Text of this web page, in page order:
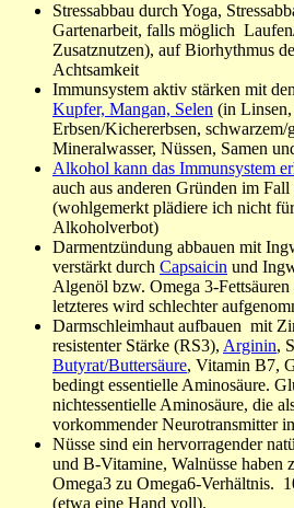
Stressabbau durch Yoga,
Gartenarbeit, falls möglich
Zusatznutzen), auf Biorhythmus
Achtsamkeit
Immunsystem aktiv stärken mit
Kupfer, Mangan, Selen (in
Erbsen/Kichererbsen, schwarzem/
Mineralwasser, Nüssen, Samen
Alkohol kann das Immunsystem
auch aus anderen Gründen im
(wohlgemerkt plädiere ich nicht
Alkoholverbot)
Darmentzündung abbauen mit
verstärkt durch Capsaicin und
Algenöl bzw. Omega 3-
letzteres wird schlechter
Darmschleimhaut aufbauen mit
resistenter Stärke (RS3), Arginin,
Butyrat/Buttersäure, Vitamin B7,
bedingt essentielle Aminosäure.
nichtessentielle Aminosäure, die
vorkommender Neurotransmitter
Nüsse sind ein hervorragender
und B-Vitamine, Walnüsse haben
Omega3 zu Omega6-Verhältnis.
(etwa eine Hand voll).